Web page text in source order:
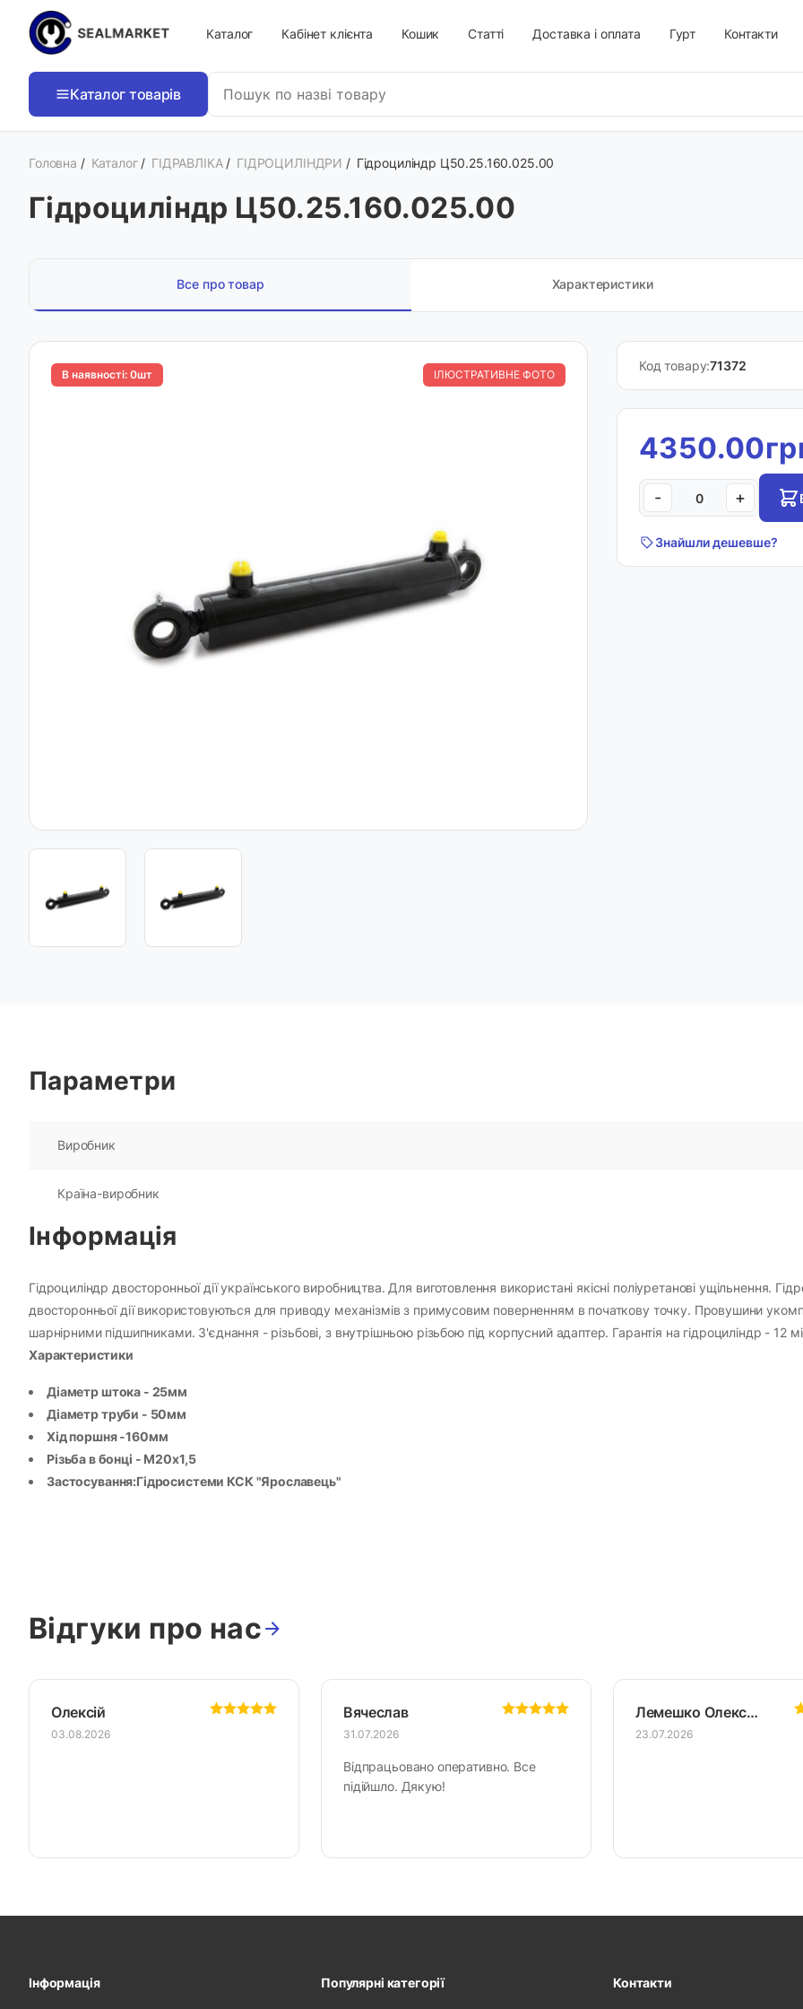
Каталог Кабінет клієнта Кошик Статті Доставка і оплата Гурт Контакти
Каталог товарів
Головна / Каталог / ГІДРАВЛІКА / ГІДРОЦИЛІНДРИ / Гідроциліндр Ц50.25.160.025.00
Гідроциліндр Ц50.25.160.025.00
Все про товар Характеристики
В наявності: 0шт ІЛЮСТРАТИВНЕ ФОТО
Код товару:71372
- +
Знайшли дешевше?
Параметри
Виробник
Країна-виробник
Інформація
Гідроциліндр двосторонньої дії українського виробництва. Для виготовлення використані якісні поліуретанові ущільнення.
двосторонньої дії використовуються для приводу механізмів з примусовим поверненням в початкову точку. Провушини
шарнірними підшипниками. З'єднання - різьбові, з внутрішньою різьбою під корпусний адаптер. Гарантія на гідроциліндр - 12
Характеристики
Діаметр штока - 25мм
Діаметр труби - 50мм
Хід поршня -160мм
Різьба в бонці - М20х1,5
Застосування:Гідросистеми КСК "Ярославець"
Відгуки про нас
Олексій
03.08.2026
Вячеслав
31.07.2026
Відпрацьовано оперативно. Все
підійшло. Дякую!
Лемешко Олександр
23.07.2026
Інформація Популярні категорії Контакти